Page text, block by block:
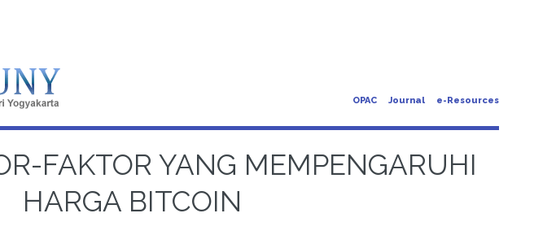
OPAC Journal e-Resources
FAKTOR YANG MEMPENGARUHI
HARGA BITCOIN